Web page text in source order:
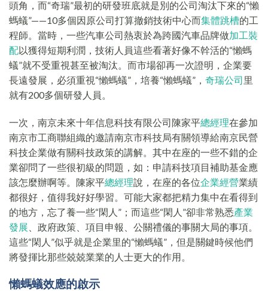
頭角，而“奇瑞”最初的研發班底就是別的公司淘汰下來的“懶
螞蟻”——10多個因原公司打算撤銷技術中心而集體跳槽的工
程師。當時，一些汽車公司熱衷於為跨國汽車品牌做加工裝
配以獲得短期利潤，技術人員這些看著好像不幹活的“懶螞
蟻”就不受重視甚至被淘汰。而市場卻再一次證明，企業要
長遠發展，必須重視“懶螞蟻”，培養“懶螞蟻”， 奇瑞公司里
就有200多個研發人員。
一次，南京未來十年信息科技有限公司陳家平總經理在參加
南京市工商聯組織的邀請南京市科技局有關領導給南京民營
科技企業做有關科技政策的講解。其中在座的一些不錯的企
業卻問了一些很初級的問題，如：申請科技項目補助基金應
該怎麼辦啊等。陳家平總經理說，在座的各位企業經營業績
都很好，值得我好好學習。可能大家都把精力集中在看得到
的地方，忘了養一些“閑人”；而這些“閑人”卻非常熟悉產業
發展 、政府政策、項目申報、公關禮儀的事關大局的事項。
這些“閑人”似乎就是企業里的“懶螞蟻”，但是關鍵時候他們
將發揮比那些兢兢業業的人士更大的作用。
懶螞蟻效應的啟示